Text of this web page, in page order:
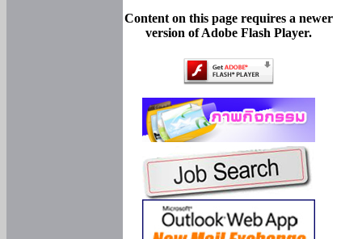
Content on this page requires a newer
version of Adobe Flash Player.